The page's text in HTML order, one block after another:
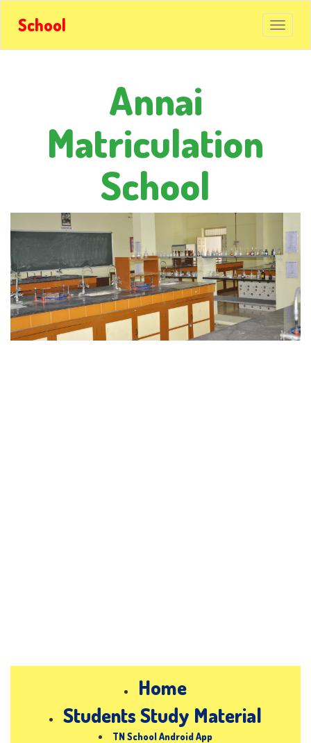
School
Annai
Matriculation
School
Home
Students Study Material
TN School Android App